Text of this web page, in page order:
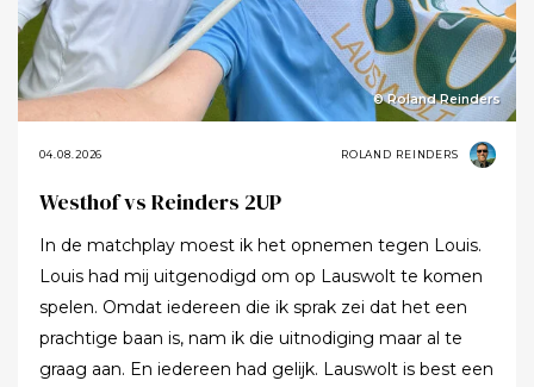
© Roland Reinders
04.08.2026 ROLAND REINDERS
Westhof vs Reinders 2UP
In de matchplay moest ik het opnemen tegen Louis.
Louis had mij uitgenodigd om op Lauswolt te komen
spelen. Omdat iedereen die ik sprak zei dat het een
prachtige baan is, nam ik die uitnodiging maar al te
graag aan. En iedereen had gelijk. Lauswolt is best een